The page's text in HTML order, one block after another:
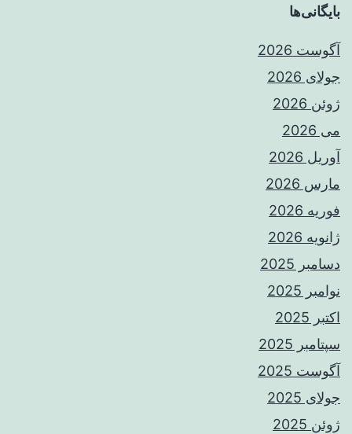
بایگانی‌ها
آگوست 2026
جولای 2026
ژوئن 2026
می 2026
آوریل 2026
مارس 2026
فوریه 2026
ژانویه 2026
دسامبر 2025
نوامبر 2025
اکتبر 2025
سپتامبر 2025
آگوست 2025
جولای 2025
ژوئن 2025